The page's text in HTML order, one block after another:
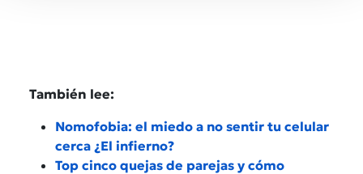
También lee:
Nomofobia: el miedo a no sentir tu celular
cerca ¿El infierno?
Top cinco quejas de parejas y cómo